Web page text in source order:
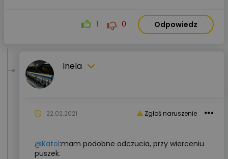
1 0 Odpowiedz
Inela
Zgłoś naruszenie
22.02.2021
@Katol:mam podobne odczucia, przy wierceniu
puszek.